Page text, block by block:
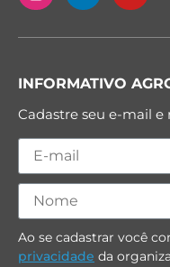
INFORMATIVO
Cadastre seu e-mail e
Ao se cadastrar você
privacidade da